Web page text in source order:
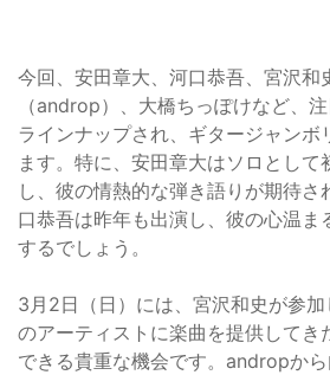
今回、安田章大、河口恭吾、宮沢和
（androp）、大橋ちっぽけなど、
ラインナップされ、ギタージャンボ
ます。特に、安田章大はソロとして
し、彼の情熱的な弾き語りが期待
口恭吾は昨年も出演し、彼の心温ま
するでしょう。
3月2日（日）には、宮沢和史が参加
のアーティストに楽曲を提供してき
できる貴重な機会です。andropか